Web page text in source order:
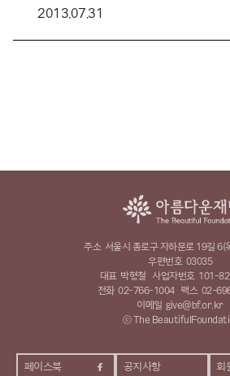
2013.07.31
페이스북 공지사항 회
주소 서울시 종로구 자하문로 19길
우편번호 03035
대표 박형철 사업자번호 101-
전화 02-766-1004 팩스 02-
이메일 give@bf.or.kr
ⓒ The